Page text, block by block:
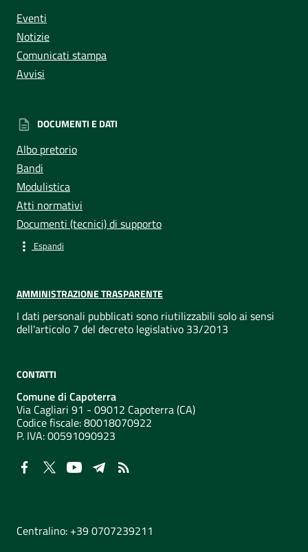
Eventi
Notizie
Comunicati stampa
Avvisi
DOCUMENTI E DATI
Albo pretorio
Bandi
Modulistica
Atti normativi
Documenti (tecnici) di supporto
Espandi
AMMINISTRAZIONE TRASPARENTE
I dati personali pubblicati sono riutilizzabili solo ai sensi
dell'articolo 7 del decreto legislativo 33/2013
CONTATTI
Comune di Capoterra
Via Cagliari 91 - 09012 Capoterra (CA)
Codice fiscale: 80018070922
P. IVA:00591090923
Centralino: +39 0707239211